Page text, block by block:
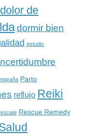
dolor de
dormir bien
estudio
Parto
reflujo Reiki
Rescue Remedy